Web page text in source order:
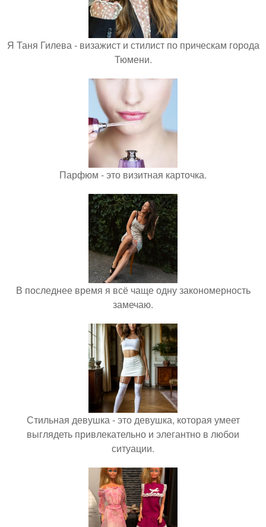
Я Таня Гилева - визажист и стилист по прическам города
Тюмени.
Парфюм - это визитная карточка.
В последнее время я всё чаще одну закономерность
замечаю.
Стильная девушка - это девушка, которая умеет
выглядеть привлекательно и элегантно в любои
ситуации.